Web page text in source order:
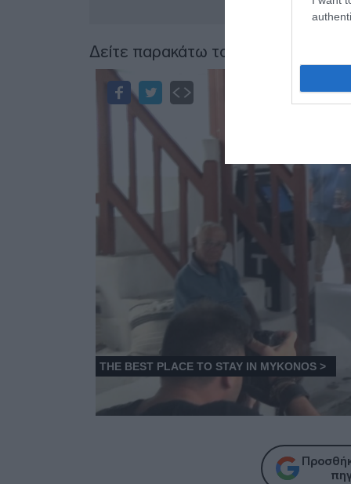
Δείτε παρακάτω το βίντεο: